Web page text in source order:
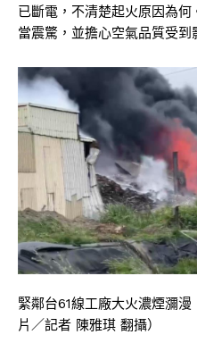
已斷電，不清楚起火原因為
當震驚，並擔心空氣品質受到
緊鄰台61線工廠大火濃煙瀰
片／記者 陳雅琪 翻攝）